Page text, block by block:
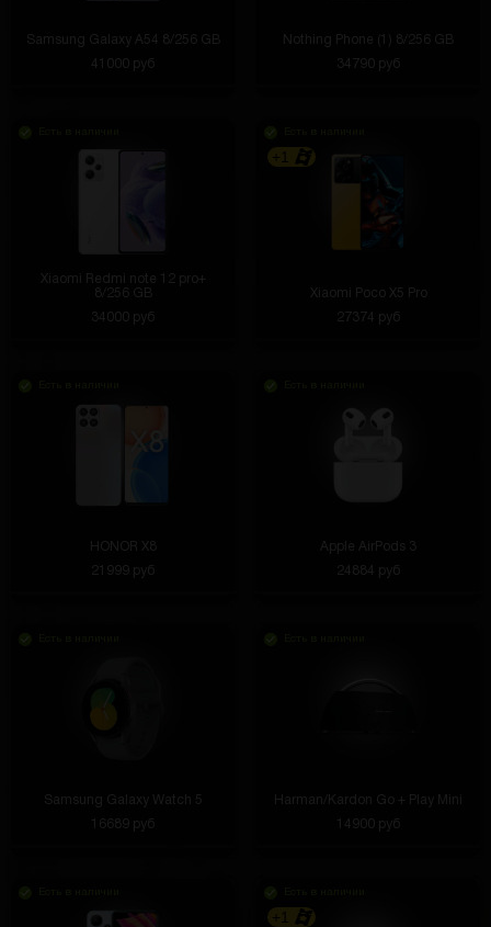
Samsung Galaxy A54 8/256 GB
41000 руб
Nothing Phone (1) 8/256 GB
34790 руб
Xiaomi Redmi note 12 pro+
8/256 GB
34000 руб
+1
Xiaomi Poco X5 Pro
27374 руб
HONOR X8
21999 руб
Apple AirPods 3
24884 руб
Samsung Galaxy Watch 5
16689 руб
Harman/Kardon Go + Play Mini
14900 руб
+1